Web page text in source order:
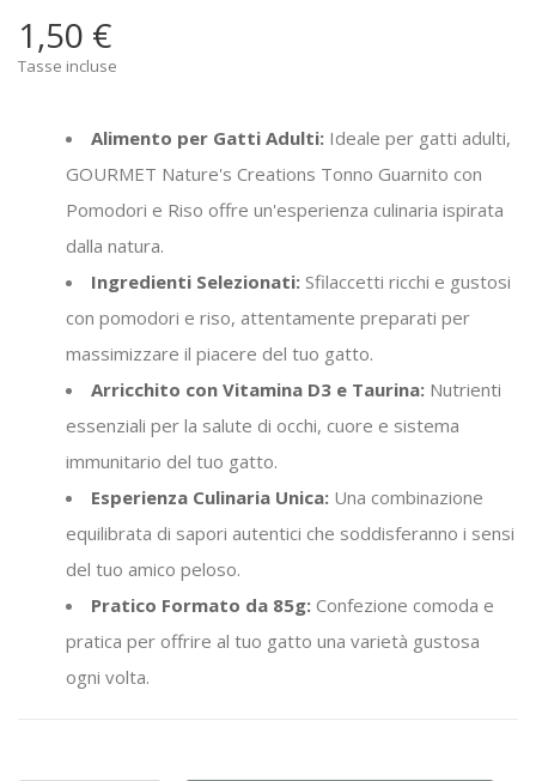
1,50 €
Tasse incluse
Alimento per Gatti Adulti: Ideale per gatti adulti,
GOURMET Nature's Creations Tonno Guarnito con
Pomodori e Riso offre un'esperienza culinaria ispirata
dalla natura.
Ingredienti Selezionati: Sfilaccetti ricchi e gustosi
con pomodori e riso, attentamente preparati per
massimizzare il piacere del tuo gatto.
Arricchito con Vitamina D3 e Taurina: Nutrienti
essenziali per la salute di occhi, cuore e sistema
immunitario del tuo gatto.
Esperienza Culinaria Unica: Una combinazione
equilibrata di sapori autentici che soddisferanno i sensi
del tuo amico peloso.
Pratico Formato da 85g: Confezione comoda e
pratica per offrire al tuo gatto una varietà gustosa
ogni volta.